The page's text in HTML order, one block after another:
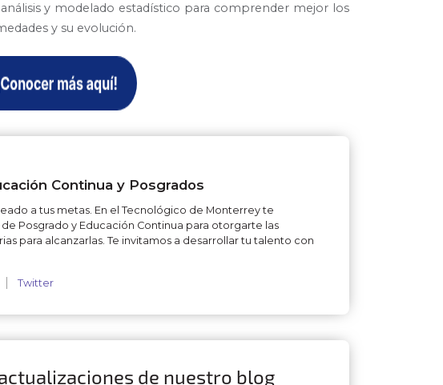
y modelado estadístico para comprender mejor los
y su evolución.
Continua y Posgrados
a tus metas. En el Tecnológico de Monterrey te
Posgrado y Educación Continua para otorgarte las
para alcanzarlas. Te invitamos a desarrollar tu talento con
Twitter
de nuestro blog